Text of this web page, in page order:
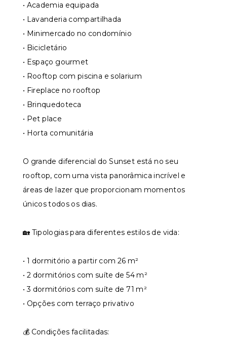
• Academia equipada
• Lavanderia compartilhada
• Minimercado no condomínio
• Bicicletário
• Espaço gourmet
• Rooftop com piscina e solarium
• Fireplace no rooftop
• Brinquedoteca
• Pet place
• Horta comunitária
O grande diferencial do Sunset está no seu
rooftop, com uma vista panorâmica incrível e
áreas de lazer que proporcionam momentos
únicos todos os dias.
🏡 Tipologias para diferentes estilos de vida:
• 1 dormitório a partir com 26 m²
• 2 dormitórios com suíte de 54 m²
• 3 dormitórios com suíte de 71 m²
• Opções com terraço privativo
💰 Condições facilitadas: